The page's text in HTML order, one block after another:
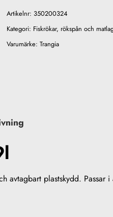
Artikelnr: 350200324
Kategori: Fiskrökar, rökspån och
Varumärke: Trangia
plastskydd. Passar